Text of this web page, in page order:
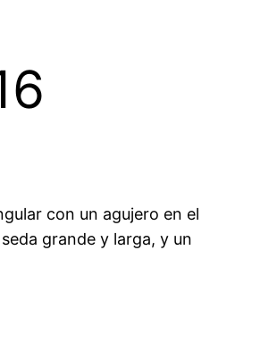
con un agujero en el
grande y larga, y un